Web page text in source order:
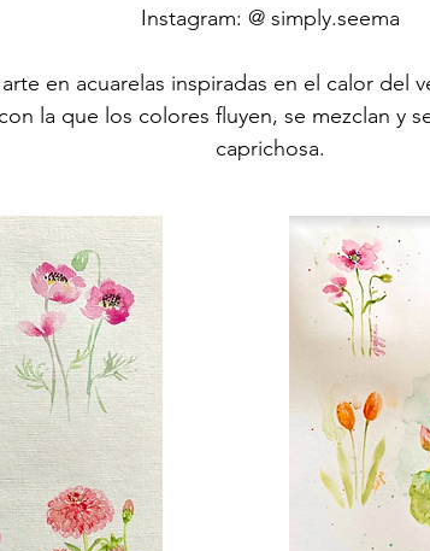
Instagram: @ simply.seema
en acuarelas inspiradas en el calor del
la que los colores fluyen, se mezclan y
caprichosa.